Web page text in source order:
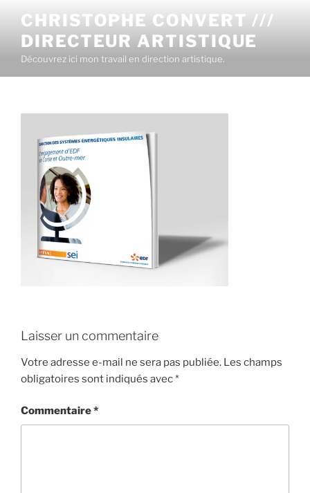
CHRISTOPHE CONVERT ///
DIRECTEUR ARTISTIQUE
Découvrez ici mon travail en direction artistique.
Laisser un commentaire
Votre adresse e-mail ne sera pas publiée. Les champs
obligatoires sont indiqués avec*
Commentaire*